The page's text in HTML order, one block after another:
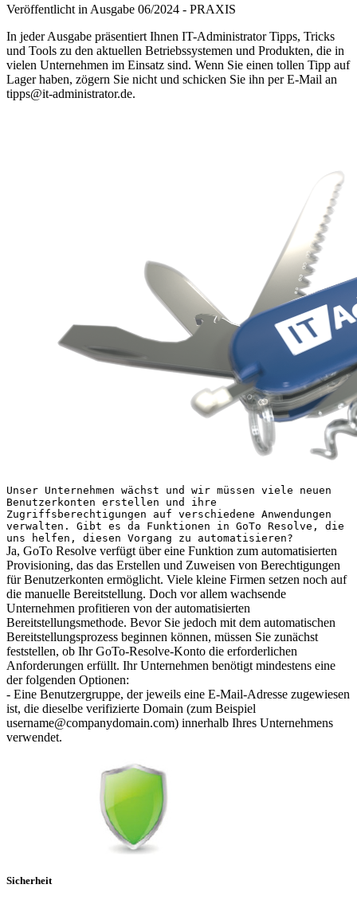
Veröffentlicht in Ausgabe 06/2024 - PRAXIS
In jeder Ausgabe präsentiert Ihnen IT-Administrator Tipps, Tricks
und Tools zu den aktuellen Betriebssystemen und Produkten, die in
vielen Unternehmen im Einsatz sind. Wenn Sie einen tollen Tipp auf
Lager haben, zögern Sie nicht und schicken Sie ihn per E-Mail an
tipps@it-administrator.de.
Unser Unternehmen wächst und wir müssen viele neuen
Benutzerkonten erstellen und ihre
Zugriffsberechtigungen auf verschiedene Anwendungen
verwalten. Gibt es da Funktionen in GoTo Resolve, die
uns helfen, diesen Vorgang zu automatisieren?
Ja, GoTo Resolve verfügt über eine Funktion zum automatisierten
Provisioning, das das Erstellen und Zuweisen von Berechtigungen
für Benutzerkonten ermöglicht. Viele kleine Firmen setzen noch auf
die manuelle Bereitstellung. Doch vor allem wachsende
Unternehmen profitieren von der automatisierten
Bereitstellungsmethode. Bevor Sie jedoch mit dem automatischen
Bereitstellungsprozess beginnen können, müssen Sie zunächst
feststellen, ob Ihr GoTo-Resolve-Konto die erforderlichen
Anforderungen erfüllt. Ihr Unternehmen benötigt mindestens eine
der folgenden Optionen:
- Eine Benutzergruppe, der jeweils eine E-Mail-Adresse zugewiesen
ist, die dieselbe verifizierte Domain (zum Beispiel
username@companydomain.com) innerhalb Ihres Unternehmens
verwendet.
Sicherheit